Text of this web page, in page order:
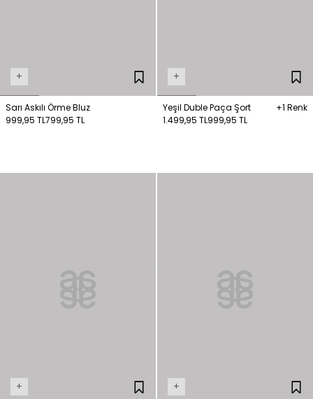
+
Sarı Askılı Örme Bluz
999,95 TL799,95 TL
+
Yeşil Duble Paça Şort
+1 Renk
1.499,95 TL999,95 TL
+ +